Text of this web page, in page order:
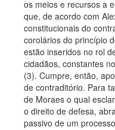
os meios e recursos a
que, de acordo com
constitucionais do
corolários do princípio
estão inseridos no rol
cidadãos, constantes
(3). Cumpre, então,
de contraditório. Para
de Moraes o qual
o direito de defesa,
passivo de um